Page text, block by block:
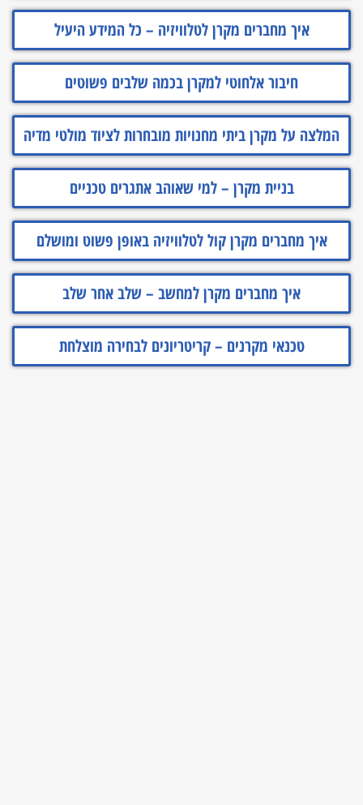
איך מחברים מקרן לטלוויזיה – כל המידע היעיל
חיבור אלחוטי למקרן בכמה שלבים פשוטים
המלצה על מקרן ביתי מחנויות מובחרות לציוד מולטי מדיה
בניית מקרן – למי שאוהב אתגרים טכניים
איך מחברים מקרן קול לטלוויזיה באופן פשוט ומושלם
איך מחברים מקרן למחשב – שלב אחר שלב
טכנאי מקרנים – קריטריונים לבחירה מוצלחת